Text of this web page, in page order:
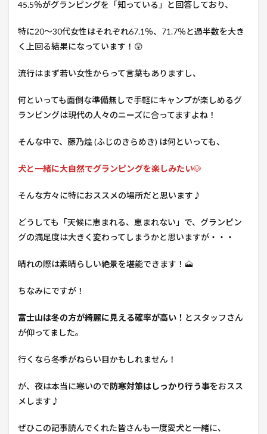
45.5％がグランピングを「知っている」と回答しており、
特に20～30代女性はそれぞれ67.1％、71.7％と過半数を大き
く上回る結果になっています！😲
流行はまず若い女性からって言葉もありますし、
何といっても面倒な準備無しで手軽にキャンプが楽しめるグ
ランピングは現代の人々のニーズに合ってますよね！
そんな中で、藤乃煌 (ふじのきらめき) は何といっても、
犬と一緒に大自然でグランピングを楽しみたい🐶
そんな方々に特におススメの場所だと思います♪
どうしても「天候に恵まれる、恵まれない」で、グランピン
グの満足度は大きく変わってしまうかと思いますが・・・
晴れの際は素晴らしい絶景を堪能できます！🗻
ちなみにですが！
富士山は冬の方が綺麗に見える確率が高い！ とスタッフさん
が仰ってました。
行くなら冬季がねらい目かもしれません！
が、夜は本当に寒いので防寒対策はしっかり行う事をおスス
メします♪
ぜひこの記事読んでくれた皆さんも一度愛犬と一緒に、